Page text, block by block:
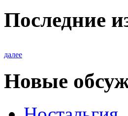
Последние
далее
Новые